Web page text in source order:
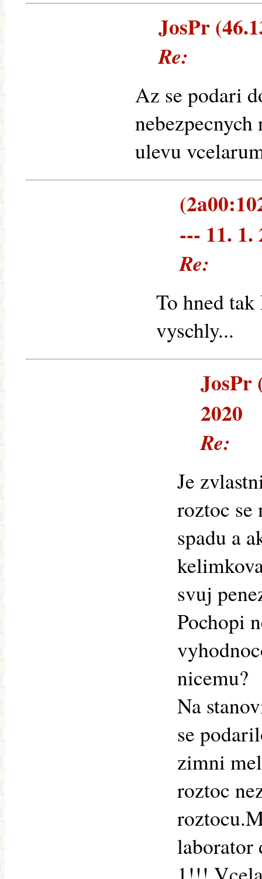
JosPr
Re:
Az se podari
ulevu
--- 11. 1.
Re:
To hned tak
vyschly...
JosPr
2020
Re:
Je
roztoc se
spadu a
svuj
Pochopi
nicemu?
Na
se
zimni
roztoc
laborator